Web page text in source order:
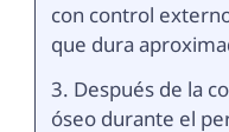
con control
que dura
3. Después de la
óseo durante el